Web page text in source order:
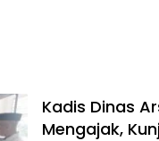
Kadis Dinas
Mengajak,